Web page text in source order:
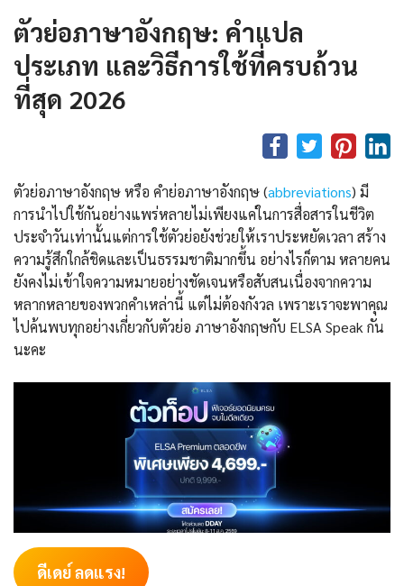
ตัวย่อภาษาอังกฤษ: คำแปล
ประเภท และวิธีการใช้ที่ครบถ้วน
ที่สุด 2026
ตัวย่อภาษาอังกฤษ หรือ คำย่อภาษาอังกฤษ (abbreviations) มี
การนำไปใช้กันอย่างแพร่หลายไม่เพียงแค่ในการสื่อสารในชีวิต
ประจำวันเท่านั้นแต่การใช้ตัวย่อยังช่วยให้เราประหยัดเวลา สร้าง
ความรู้สึกใกล้ชิดและเป็นธรรมชาติมากขึ้น อย่างไรก็ตาม หลายคน
ยังคงไม่เข้าใจความหมายอย่างชัดเจนหรือสับสนเนื่องจากความ
หลากหลายของพวกคำเหล่านี้ แต่ไม่ต้องกังวล เพราะเราจะพาคุณ
ไปค้นพบทุกอย่างเกี่ยวกับตัวย่อ ภาษาอังกฤษกับ ELSA Speak กัน
นะคะ
ดีเดย์ ลดแรง!